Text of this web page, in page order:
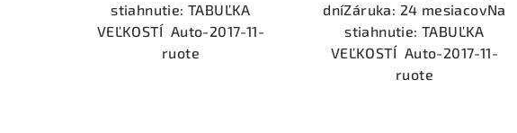
stiahnutie: TABUĽKA
VEĽKOSTÍ Auto-2017-11-
ruote
dníZáruka: 24 mesiacovNa
stiahnutie: TABUĽKA
VEĽKOSTÍ Auto-2017-11-
ruote